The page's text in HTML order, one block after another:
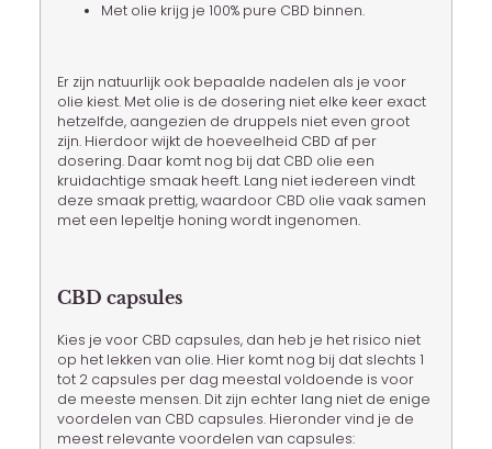
Met olie krijg je 100% pure CBD binnen.
Er zijn natuurlijk ook bepaalde nadelen als je voor
olie kiest. Met olie is de dosering niet elke keer exact
hetzelfde, aangezien de druppels niet even groot
zijn. Hierdoor wijkt de hoeveelheid CBD af per
dosering. Daar komt nog bij dat CBD olie een
kruidachtige smaak heeft. Lang niet iedereen vindt
deze smaak prettig, waardoor CBD olie vaak samen
met een lepeltje honing wordt ingenomen.
CBD capsules
Kies je voor CBD capsules, dan heb je het risico niet
op het lekken van olie. Hier komt nog bij dat slechts 1
tot 2 capsules per dag meestal voldoende is voor
de meeste mensen. Dit zijn echter lang niet de enige
voordelen van CBD capsules. Hieronder vind je de
meest relevante voordelen van capsules: